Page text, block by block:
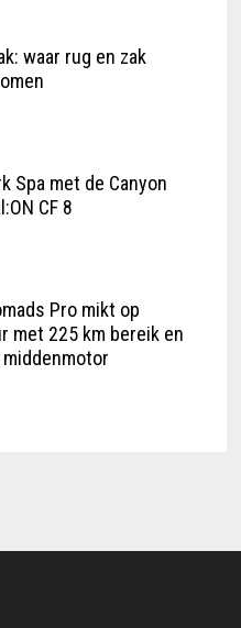
waar rug en zak
Spa met de Canyon
CF 8
Pro mikt op
met 225 km bereik en
middenmotor